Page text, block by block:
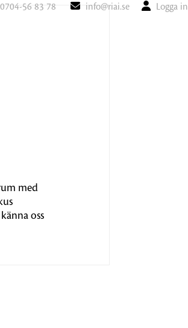
0704-56 83 78 info@riai.se Logga in
med
oss